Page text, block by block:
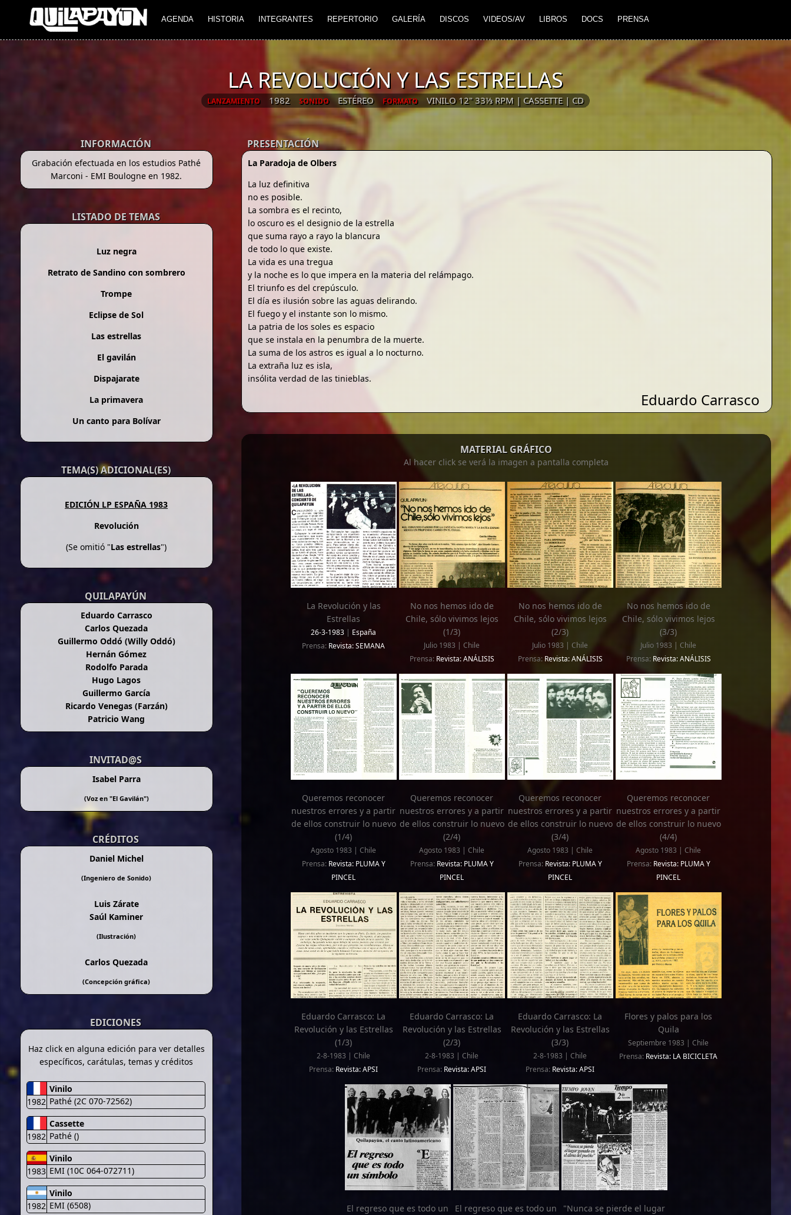
AGENDA HISTORIA INTEGRANTES REPERTORIO GALERÍA DISCOS VIDEOS/AV LIBROS DOCS PRENSA
LA REVOLUCIÓN Y LAS ESTRELLAS
LANZAMIENTO 1982 SONIDO ESTÉREO FORMATO VINILO 12" 33⅓ RPM | CASSETTE | CD
INFORMACIÓN
Grabación efectuada en los estudios Pathé
Marconi - EMI Boulogne en 1982.
LISTADO DE TEMAS
Luz negra
Retrato de Sandino con sombrero
Trompe
Eclipse de Sol
Las estrellas
El gavilán
Dispajarate
La primavera
Un canto para Bolívar
TEMA(S) ADICIONAL(ES)
EDICIÓN LP ESPAÑA 1983
Revolución
(Se omitió "Las estrellas")
QUILAPAYÚN
Eduardo Carrasco
Carlos Quezada
Guillermo Oddó (Willy Oddó)
Hernán Gómez
Rodolfo Parada
Hugo Lagos
Guillermo García
Ricardo Venegas (Farzán)
Patricio Wang
INVITAD@S
Isabel Parra
(Voz en "El Gavilán")
CRÉDITOS
Daniel Michel
(Ingeniero de Sonido)
Luis Zárate
Saúl Kaminer
(Ilustración)
Carlos Quezada
(Concepción gráfica)
EDICIONES
Haz click en alguna edición para ver detalles
específicos, carátulas, temas y créditos
1982
Vinilo
Pathé (2C 070-72562)
1982
Cassette
Pathé ()
1983
Vinilo
EMI (10C 064-072711)
1982
Vinilo
EMI (6508)
PRESENTACIÓN
La Paradoja de Olbers
La luz definitiva
no es posible.
La sombra es el recinto,
lo oscuro es el designio de la estrella
que suma rayo a rayo la blancura
de todo lo que existe.
La vida es una tregua
y la noche es lo que impera en la materia del relámpago.
El triunfo es del crepúsculo.
El día es ilusión sobre las aguas delirando.
El fuego y el instante son lo mismo.
La patria de los soles es espacio
que se instala en la penumbra de la muerte.
La suma de los astros es igual a lo nocturno.
La extraña luz es isla,
insólita verdad de las tinieblas.
Eduardo Carrasco
MATERIAL GRÁFICO
Al hacer click se verá la imagen a pantalla completa
La Revolución y las
Estrellas
26-3-1983 | España
Prensa: Revista: SEMANA
No nos hemos ido de
Chile, sólo vivimos lejos
(1/3)
Julio 1983 | Chile
Prensa:Revista: ANÁLISIS
No nos hemos ido de
Chile, sólo vivimos lejos
(2/3)
Julio 1983 | Chile
Prensa:Revista: ANÁLISIS
No nos hemos ido de
Chile, sólo vivimos lejos
(3/3)
Julio 1983 | Chile
Prensa:Revista: ANÁLISIS
Queremos reconocer
nuestros errores y a partir
de ellos construir lo nuevo
(1/4)
Agosto 1983 | Chile
Prensa: Revista: PLUMA Y
PINCEL
Queremos reconocer
nuestros errores y a partir
de ellos construir lo nuevo
(2/4)
Agosto 1983 | Chile
Prensa: Revista: PLUMA Y
PINCEL
Queremos reconocer
nuestros errores y a partir
de ellos construir lo nuevo
(3/4)
Agosto 1983 | Chile
Prensa: Revista: PLUMA Y
PINCEL
Queremos reconocer
nuestros errores y a partir
de ellos construir lo nuevo
(4/4)
Agosto 1983 | Chile
Prensa:Revista: PLUMA Y
PINCEL
Eduardo Carrasco: La
Revolución y las Estrellas
(1/3)
2-8-1983 | Chile
Prensa: Revista: APSI
Eduardo Carrasco: La
Revolución y las Estrellas
(2/3)
2-8-1983 | Chile
Prensa: Revista: APSI
Eduardo Carrasco: La
Revolución y las Estrellas
(3/3)
2-8-1983 | Chile
Prensa: Revista: APSI
Flores y palos para los
Quila
Septiembre 1983 | Chile
Prensa: Revista: LA BICICLETA
El regreso que es todo un
El regreso que es todo un
"Nunca se pierde el lugar